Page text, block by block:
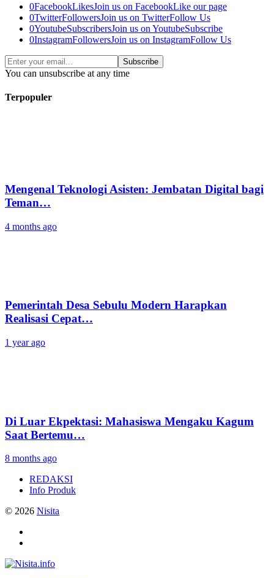
0FacebookLikesJoin us on FacebookLike our page
0TwitterFollowersJoin us on TwitterFollow Us
0YoutubeSubscribersJoin us on YoutubeSubscribe
0InstagramFollowersJoin us on InstagramFollow Us
Subscribe
You can unsubscribe at any time
Terpopuler
Mengenal Teknologi Asisten: Jembatan Digital bagi
Teman…
4 months ago
Pemerintah Desa Sebulu Modern Harapkan
Realisasi Cepat…
1 year ago
Di Luar Ekpektasi: Mahasiswa Mengaku Kagum
Saat Bertemu…
8 months ago
REDAKSI
Info Produk
© 2026 Nisita